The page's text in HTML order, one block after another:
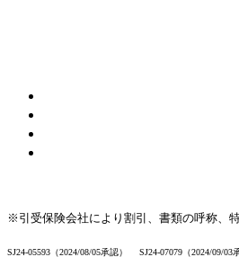
※引受保険会社により割引、書類の呼称、
SJ24-05593（2024/08/05承認） SJ24-07079（2024/09/